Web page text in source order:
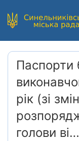
рік (зі
голови ві…